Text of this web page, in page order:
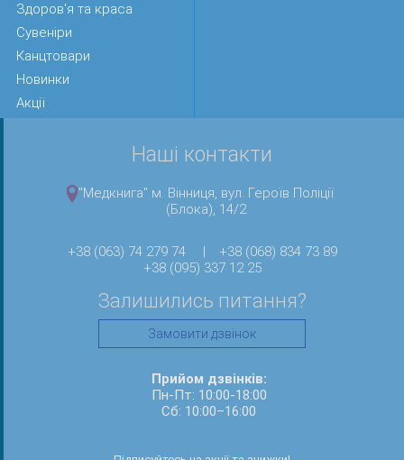
Здоров'я та краса
Сувеніри
Канцтовари
Новинки
Акції
Наші контакти
"Медкнига" м. Вінниця, вул. Героїв Поліції
(Блока), 14/2
+38 (063) 74 279 74 |
+38 (068) 834 73 89
+38 (095) 337 12 25
Залишились питання?
Замовити дзвінок
Прийом дзвінків:
Пн-Пт: 10:00-18:00
Сб: 10:00–16:00